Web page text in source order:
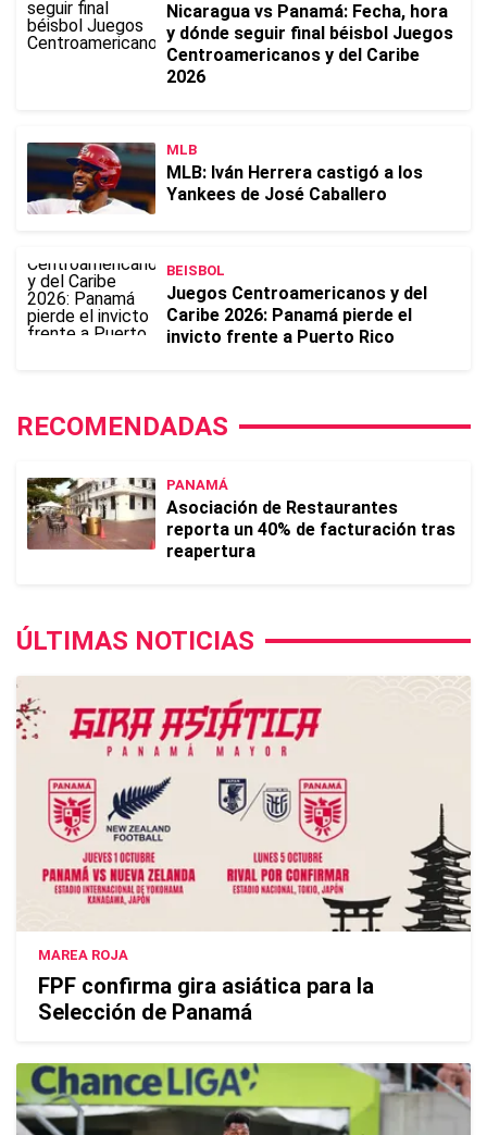
Nicaragua vs Panamá: Fecha, hora
y dónde seguir final béisbol Juegos
Centroamericanos y del Caribe
2026
MLB
MLB: Iván Herrera castigó a los
Yankees de José Caballero
BEISBOL
Juegos Centroamericanos y del
Caribe 2026: Panamá pierde el
invicto frente a Puerto Rico
RECOMENDADAS
PANAMÁ
Asociación de Restaurantes
reporta un 40% de facturación tras
reapertura
ÚLTIMAS NOTICIAS
MAREA ROJA
FPF confirma gira asiática para la
Selección de Panamá